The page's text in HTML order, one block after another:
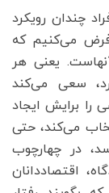
چندان رویکرد
فرض می‌کنیم که
یعنی هر
سعی می‌کند
برایش ایجاد
می‌کند، حتی
در چهارچوب
اقتصاددانان